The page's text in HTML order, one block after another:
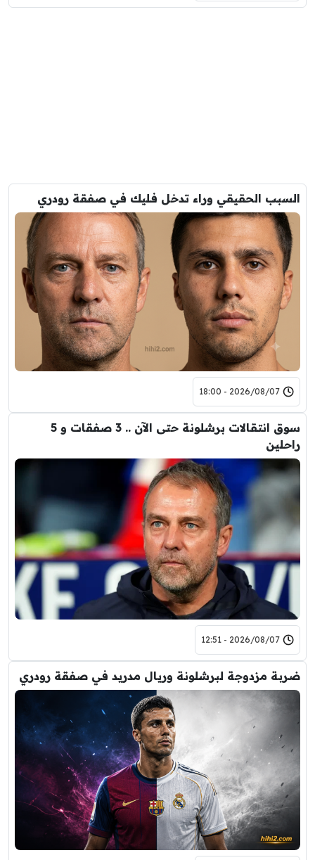
السبب الحقيقي وراء تدخل فليك في صفقة رودري
2026/08/07 - 18:00
سوق انتقالات برشلونة حتى الآن .. 3 صفقات و 5
راحلين
2026/08/07 - 12:51
ضربة مزدوجة لبرشلونة وريال مدريد في صفقة رودري